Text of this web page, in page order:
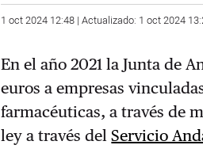
1 oct 2024 12:48 | Actualizado: 1 oct 2024
En el año 2021 la Junta de
euros a empresas
farmacéuticas, a través de
ley a través delServicio